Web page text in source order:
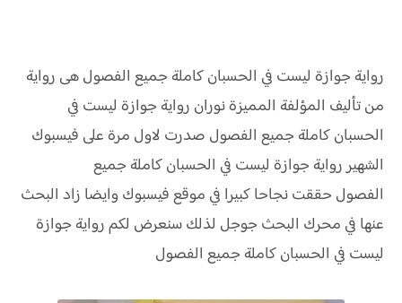
رواية جوازة ليست في الحسبان كاملة جميع الفصول هى رواية
من تأليف المؤلفة المميزة نوران رواية جوازة ليست في
الحسبان كاملة جميع الفصول صدرت لاول مرة على فيسبوك
الشهير رواية جوازة ليست في الحسبان كاملة جميع
الفصول حققت نجاحا كبيرا في موقع فيسبوك وايضا زاد البحث
عنها في محرك البحث جوجل لذلك سنعرض لكم رواية جوازة
ليست في الحسبان كاملة جميع الفصول